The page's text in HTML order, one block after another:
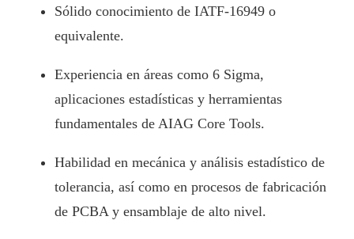
Sólido conocimiento de IATF-16949 o
equivalente.
Experiencia en áreas como 6 Sigma,
aplicaciones estadísticas y herramientas
fundamentales de AIAG Core Tools.
Habilidad en mecánica y análisis estadístico de
tolerancia, así como en procesos de fabricación
de PCBA y ensamblaje de alto nivel.